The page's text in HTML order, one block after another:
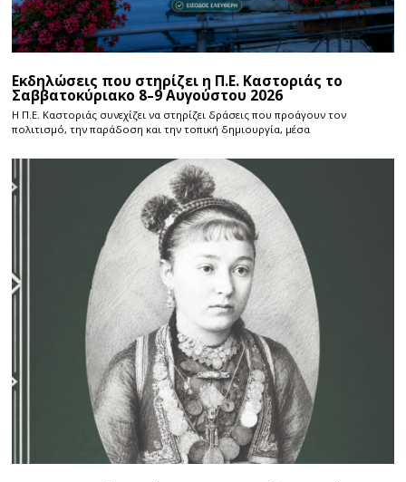
Εκδηλώσεις που στηρίζει η Π.Ε. Καστοριάς το
Σαββατοκύριακο 8–9 Αυγούστου 2026
Η Π.E. Καστοριάς συνεχίζει να στηρίζει δράσεις που προάγουν τον
πολιτισμό, την παράδοση και την τοπική δημιουργία, μέσα